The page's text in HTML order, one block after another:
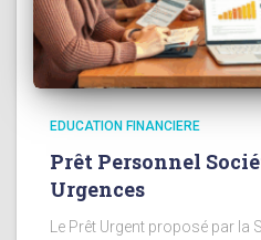
EDUCATION FINANCIERE
Prêt Personnel
Urgences
Le Prêt Urgent proposé par